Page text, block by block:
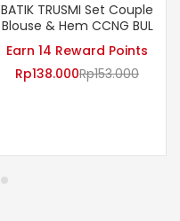
BATIK TRUSMI Set Couple
Blouse & Hem CCNG BUL
Earn 14 Reward Points
Rp138.000Rp153.000